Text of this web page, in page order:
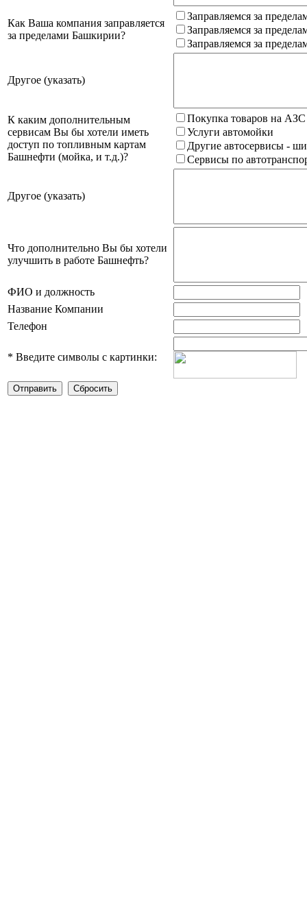
Как Ваша компания заправляется
за пределами Башкирии?
Заправляемся за
Заправляемся за
Заправляемся за
Другое (указать)
К каким дополнительным
сервисам Вы бы хотели иметь
доступ по топливным картам
Башнефти (мойка, и т.д.)?
Покупка товаров на
Услуги автомойки
Другие автосервисы -
Сервисы по
Другое (указать)
Что дополнительно Вы бы хотели
улучшить в работе Башнефть?
ФИО и должность
Название Компании
Телефон
* Введите символы с картинки: